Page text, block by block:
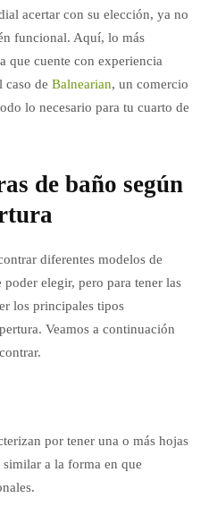
acertar con su elección, ya no
funcional. Aquí, lo más
que cuente con experiencia
caso de Balnearian, un comercio
lo necesario para tu cuarto de
de baño según
diferentes modelos de
elegir, pero para tener las
los principales tipos
Veamos a continuación
por tener una o más hojas
similar a la forma en que